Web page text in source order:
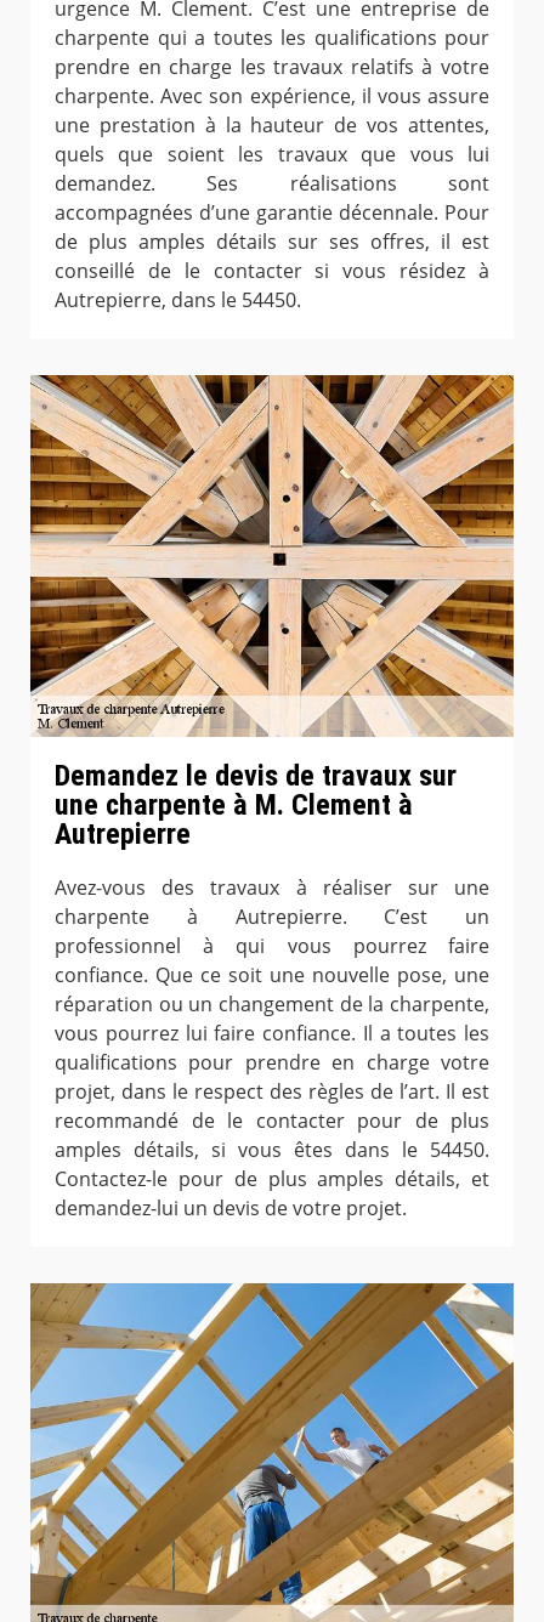
urgence M. Clement. C’est une entreprise de
charpente qui a toutes les qualifications pour
prendre en charge les travaux relatifs à votre
charpente. Avec son expérience, il vous assure
une prestation à la hauteur de vos attentes,
quels que soient les travaux que vous lui
demandez. Ses réalisations sont
accompagnées d’une garantie décennale. Pour
de plus amples détails sur ses offres, il est
conseillé de le contacter si vous résidez à
Autrepierre, dans le 54450.
Demandez le devis de travaux sur
une charpente à M. Clement à
Autrepierre
Avez-vous des travaux à réaliser sur une
charpente à Autrepierre. C’est un
professionnel à qui vous pourrez faire
confiance. Que ce soit une nouvelle pose, une
réparation ou un changement de la charpente,
vous pourrez lui faire confiance. Il a toutes les
qualifications pour prendre en charge votre
projet, dans le respect des règles de l’art. Il est
recommandé de le contacter pour de plus
amples détails, si vous êtes dans le 54450.
Contactez-le pour de plus amples détails, et
demandez-lui un devis de votre projet.